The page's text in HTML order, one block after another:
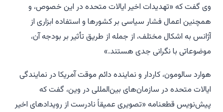
وی گفت که «تهدیدات اخیر ایالات متحده در این خصوص، و
همچنین اعمال فشار سیاسی بر کشورها و استفاده ابزاری از
آژانس به اشکال مختلف، از جمله از طریق تأثیر بر بودجه آن،
موضوعاتی با نگرانی جدی هستند.»
هوارد سالومون، کاردار و نماینده دائم موقت آمریکا در نمایندگی
ایالات متحده در سازمان‌های بین‌المللی در وین، گفت که
پیش‌نویس قطعنامه «تصویری عمیقاً نادرست از رویدادهای اخیر